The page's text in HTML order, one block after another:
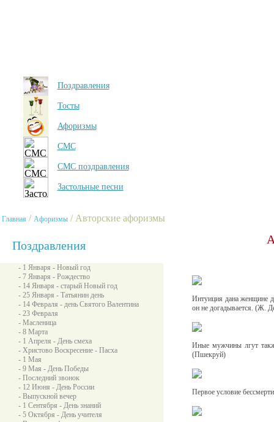
Поздравления
Тосты
Афоризмы
СМС
СМС поздравления
Застольные песни
Главная / Афоризмы / Авторские афоризмы
Поздравления
- 1 Января - Новый год
- 7 Января - Рождество
- 14 Января - старый Новый год
- 25 Января - Татьянин день
- 14 Февраля - день Святого Валентина
- 23 Февраля
- Масленица
- 8 Марта
- 1 Апреля - День смеха
- Христово Воскресение - Пасха
- 1 Мая
- 9 Мая - День Победы
- Последний звонок
- 12 Июня - День России
- Выпускной вечер
- 1 Сентября - День знаний
- 5 Октября - День учителя
Интуиция дана женщине
он не догадывается. (Ж.
Иные мужчины лгут
(Пшекруй)
Первое условие